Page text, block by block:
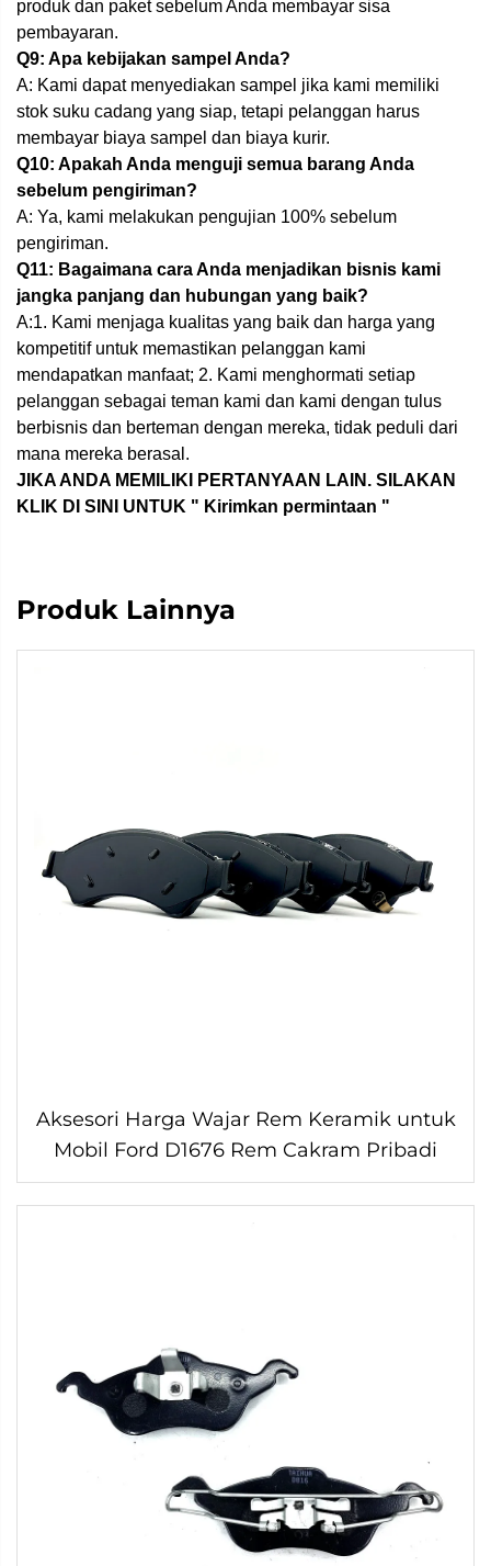
produk dan paket sebelum Anda membayar sisa
pembayaran.
Q9: Apa kebijakan sampel Anda?
A: Kami dapat menyediakan sampel jika kami memiliki
stok suku cadang yang siap, tetapi pelanggan harus
membayar biaya sampel dan biaya kurir.
Q10: Apakah Anda menguji semua barang Anda
sebelum pengiriman?
A: Ya, kami melakukan pengujian 100% sebelum
pengiriman.
Q11: Bagaimana cara Anda menjadikan bisnis kami
jangka panjang dan hubungan yang baik?
A:1. Kami menjaga kualitas yang baik dan harga yang
kompetitif untuk memastikan pelanggan kami
mendapatkan manfaat; 2. Kami menghormati setiap
pelanggan sebagai teman kami dan kami dengan tulus
berbisnis dan berteman dengan mereka, tidak peduli dari
mana mereka berasal.
JIKA ANDA MEMILIKI PERTANYAAN LAIN. SILAKAN
KLIK DI SINI UNTUK " Kirimkan permintaan "
Produk Lainnya
Aksesori Harga Wajar Rem Keramik untuk
Mobil Ford D1676 Rem Cakram Pribadi